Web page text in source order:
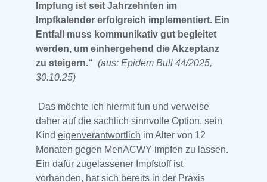
Impfung ist seit Jahrzehnten im
Impfkalender erfolgreich implementiert. Ein
Entfall muss kommunikativ gut begleitet
werden, um einhergehend die Akzeptanz
zu steigern.“ (aus: Epidem Bull 44/2025,
30.10.25)
Das möchte ich hiermit tun und verweise
daher auf die sachlich sinnvolle Option, sein
Kind eigenverantwortlich im Alter von 12
Monaten gegen MenACWY impfen zu lassen.
Ein dafür zugelassener Impfstoff ist
vorhanden, hat sich bereits in der Praxis